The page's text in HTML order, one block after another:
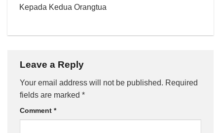
Kepada Kedua Orangtua
Leave a Reply
Your email address will not be published. Required
fields are marked *
Comment *